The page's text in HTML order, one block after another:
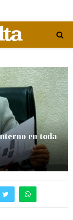
en toda